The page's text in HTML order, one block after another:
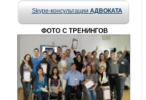
Skype-консультации АДВОКАТА
ФОТО С ТРЕНИНГОВ